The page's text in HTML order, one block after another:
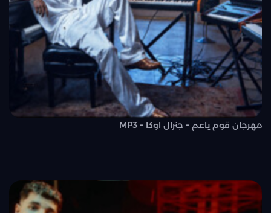
مهرجان قوم ياعم – جنرال اوكا – MP3